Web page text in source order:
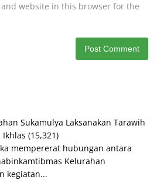
and website in this browser for the
Sukamulya Laksanakan Tarawih
Ikhlas (15,321)
mempererat hubungan antara
Kelurahan
kegiatan...